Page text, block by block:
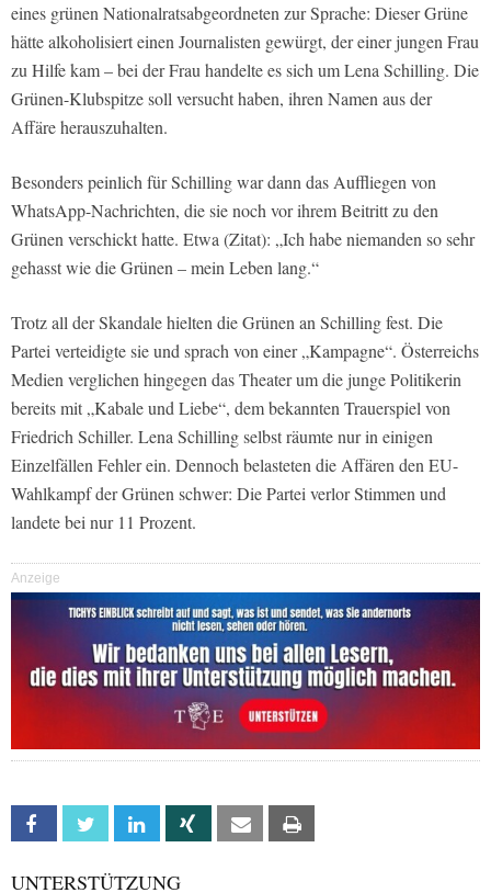
eines grünen Nationalratsabgeordneten zur Sprache: Dieser Grüne
hätte alkoholisiert einen Journalisten gewürgt, der einer jungen Frau
zu Hilfe kam – bei der Frau handelte es sich um Lena Schilling. Die
Grünen-Klubspitze soll versucht haben, ihren Namen aus der
Affäre herauszuhalten.
Besonders peinlich für Schilling war dann das Auffliegen von
WhatsApp-Nachrichten, die sie noch vor ihrem Beitritt zu den
Grünen verschickt hatte. Etwa (Zitat): „Ich habe niemanden so sehr
gehasst wie die Grünen – mein Leben lang.“
Trotz all der Skandale hielten die Grünen an Schilling fest. Die
Partei verteidigte sie und sprach von einer „Kampagne“. Österreichs
Medien verglichen hingegen das Theater um die junge Politikerin
bereits mit „Kabale und Liebe“, dem bekannten Trauerspiel von
Friedrich Schiller. Lena Schilling selbst räumte nur in einigen
Einzelfällen Fehler ein. Dennoch belasteten die Affären den EU-
Wahlkampf der Grünen schwer: Die Partei verlor Stimmen und
landete bei nur 11 Prozent.
Anzeige
Facebook Twitter Linkedin Xing Email
UNTERSTÜTZUNG